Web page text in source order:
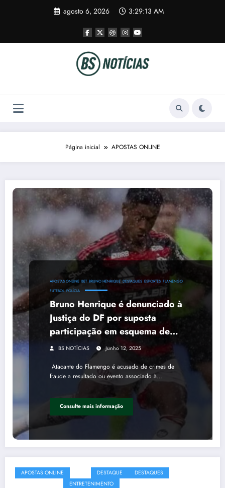
agosto 6, 2026 3:29:13 AM
Página inicial APOSTAS ONLINE
APOSTAS ONLINE BET BRUNO HENRIQUE DESTAQUES ESPORTES FLAMENGO
FUTEBOL POLÍCIA
Bruno Henrique é denunciado à
Justiça do DF por suposta
participação em esquema de
apostas
BS NOTÍCIAS Junho 12, 2025
Atacante do Flamengo é acusado de crimes de
fraude a resultado ou evento associado à…
Consulte mais informação
APOSTAS ONLINE DESTAQUE
DESTAQUES
ENTRETENIMENTO